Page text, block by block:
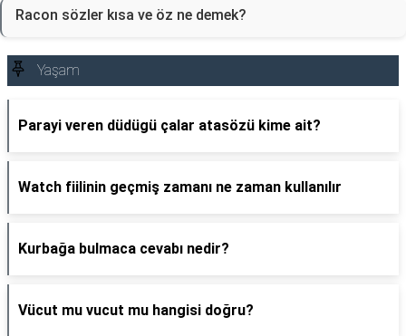
Racon sözler kısa ve öz ne demek?
Yaşam
Parayi veren düdügü çalar atasözü kime ait?
Watch fiilinin geçmiş zamanı ne zaman kullanılır
Kurbağa bulmaca cevabı nedir?
Vücut mu vucut mu hangisi doğru?